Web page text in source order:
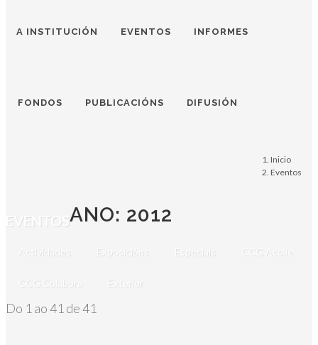
A INSTITUCIÓN EVENTOS INFORMES
FONDOS PUBLICACIÓNS DIFUSIÓN
EVENTOS
Actividades Exposicións Especiais CCG.Acolle
CCG.Colabora Exterior
ANO: 2012
Do 1 ao 41 de 41
Inicio
Eventos